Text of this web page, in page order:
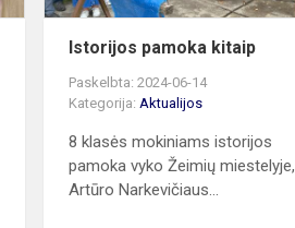
Istorijos pamoka kitaip
Paskelbta: 2024-06-14
Kategorija:Aktualijos
8 klasės mokiniams istorijos
pamoka vyko Žeimių miestelyje,
Artūro Narkevičiaus...